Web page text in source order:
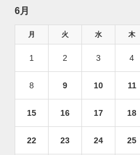
6月
月 火 水 木
1 2 3 4
8 9 10 11
15 16 17 18
22 23 24 25